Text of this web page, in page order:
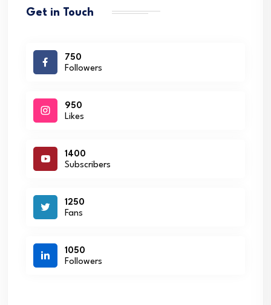
Get in Touch
750
Followers
950
Likes
1400
Subscribers
1250
Fans
1050
Followers